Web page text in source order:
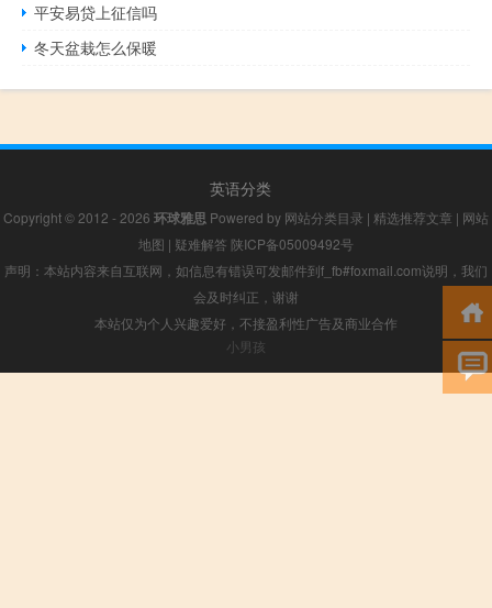
平安易贷上征信吗
冬天盆栽怎么保暖
英语分类
Copyright © 2012 - 2026 环球雅思 Powered by 网站分类目录 | 精选推荐文章 | 网站
地图 | 疑难解答 陕ICP备05009492号
声明：本站内容来自互联网，如信息有错误可发邮件到f_fb#foxmail.com说明，我们
会及时纠正，谢谢
本站仅为个人兴趣爱好，不接盈利性广告及商业合作
小男孩